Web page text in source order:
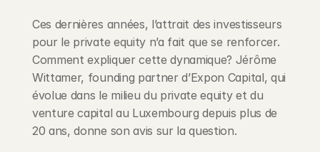
Experts
Ces dernières années, l’attrait des investisseurs
pour le private equity n’a fait que se renforcer.
Comment expliquer cette dynamique? Jérôme
Wittamer, founding partner d’Expon Capital, qui
évolue dans le milieu du private equity et du
venture capital au Luxembourg depuis plus de
20 ans, donne son avis sur la question.